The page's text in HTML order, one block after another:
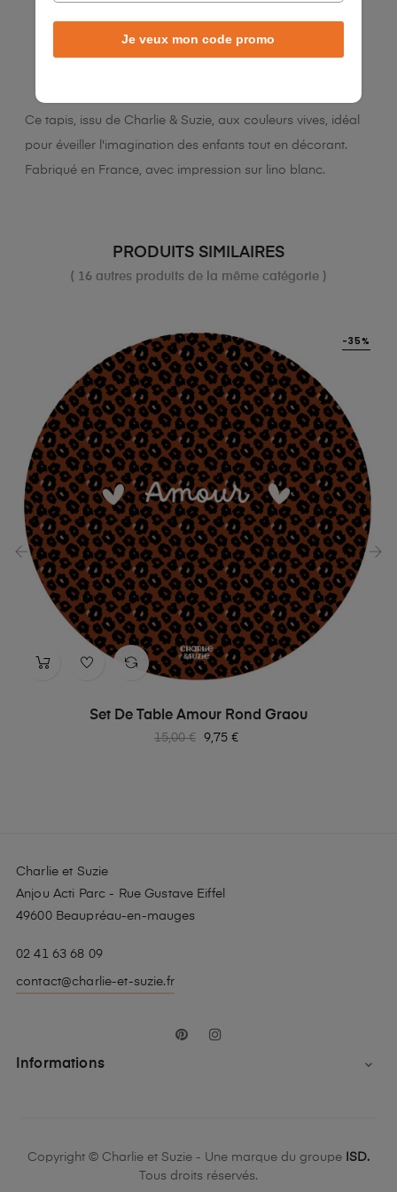
LA DESCRIPTION DÉTAILS DU PRODUIT
Ce tapis, issu de Charlie & Suzie, aux couleurs vives, idéal
pour éveiller l'imagination des enfants tout en décorant.
Fabriqué en France, avec impression sur lino blanc.
PRODUITS SIMILAIRES
( 16 autres produits de la même catégorie )
Set De Table Amour Rond Graou
Prix
15,00 €
-35%
Prix
9,75 €
Charlie et Suzie
Anjou Acti Parc - Rue Gustave Eiffel
49600 Beaupréau-en-mauges
02 41 63 68 09
contact@charlie-et-suzie.fr
Pinterest
Informations 
Copyright © Charlie et Suzie - Une marque du groupe ISD.
Tous droits réservés.
Je veux mon code promo